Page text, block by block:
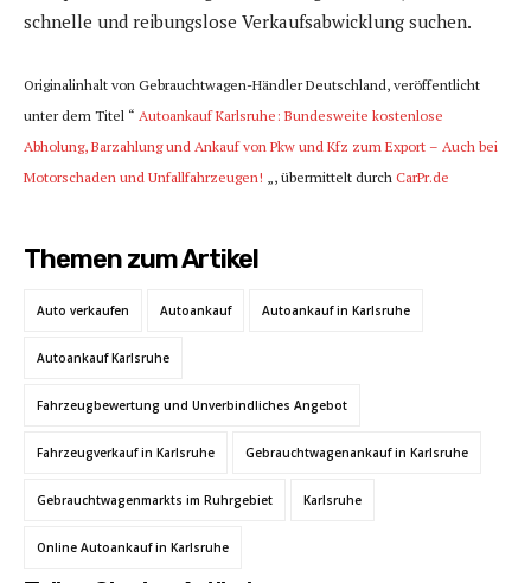
schnelle und reibungslose Verkaufsabwicklung suchen.
Originalinhalt von Gebrauchtwagen-Händler Deutschland, veröffentlicht
unter dem Titel “ Autoankauf Karlsruhe: Bundesweite kostenlose
Abholung, Barzahlung und Ankauf von Pkw und Kfz zum Export – Auch bei
Motorschaden und Unfallfahrzeugen! „, übermittelt durch CarPr.de
Themen zum Artikel
Auto verkaufen Autoankauf Autoankauf in Karlsruhe
Autoankauf Karlsruhe
Fahrzeugbewertung und Unverbindliches Angebot
Fahrzeugverkauf in Karlsruhe Gebrauchtwagenankauf in Karlsruhe
Gebrauchtwagenmarkts im Ruhrgebiet Karlsruhe
Online Autoankauf in Karlsruhe